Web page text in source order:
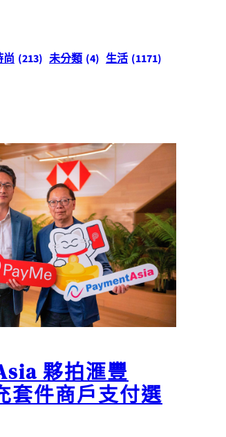
尚 (213) 未分類 (4) 生活 (1171)
夥拍滙豐
套件商戶支付選